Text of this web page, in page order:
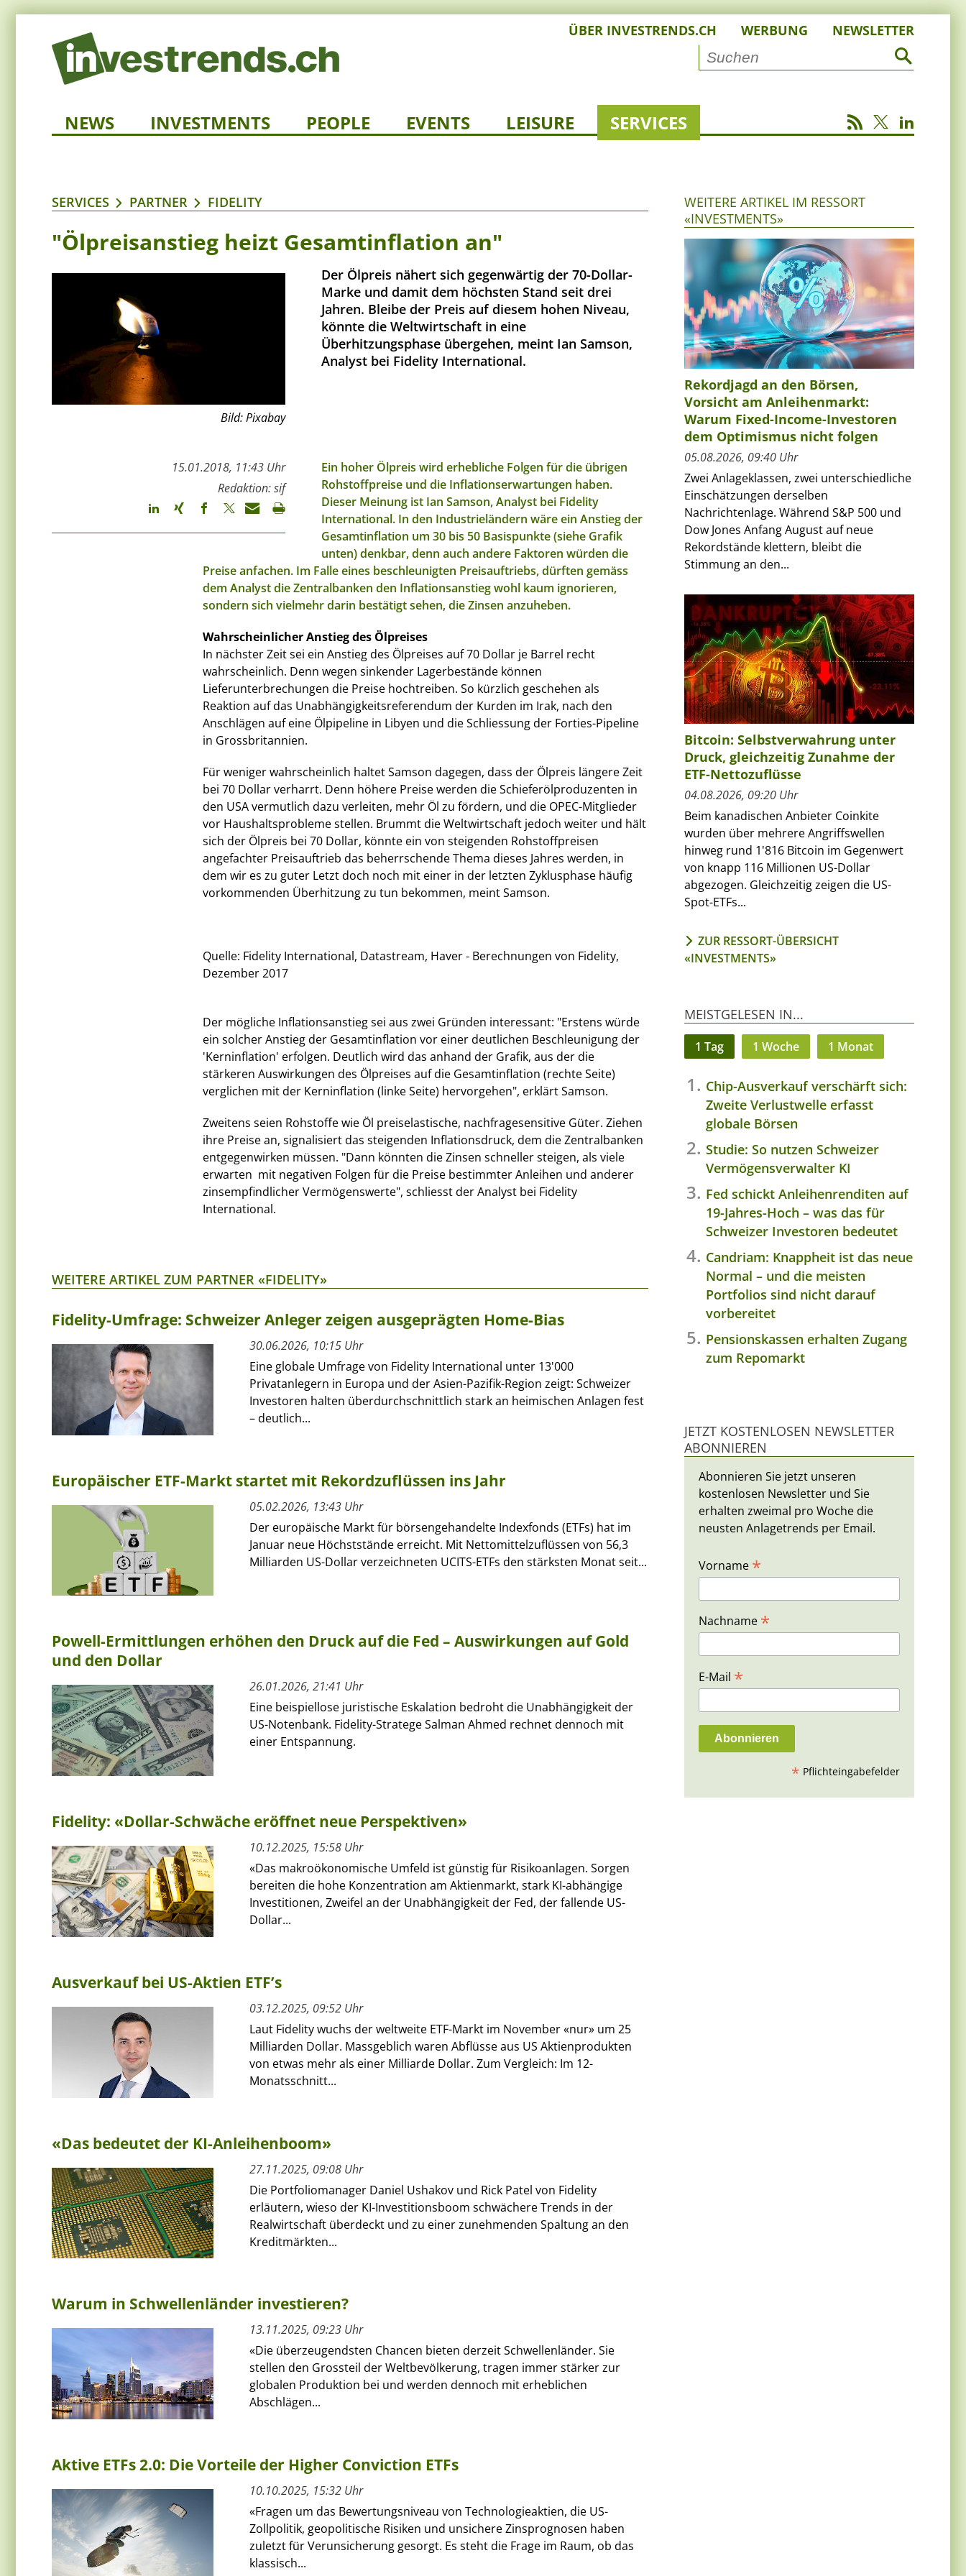
ÜBER INVESTRENDS.CH WERBUNG NEWSLETTER
NEWS INVESTMENTS PEOPLE EVENTS LEISURE SERVICES
SERVICES PARTNER FIDELITY
"Ölpreisanstieg heizt Gesamtinflation an"
Bild: Pixabay
Der Ölpreis nähert sich gegenwärtig der 70-Dollar-
Marke und damit dem höchsten Stand seit drei
Jahren. Bleibe der Preis auf diesem hohen Niveau,
könnte die Weltwirtschaft in eine
Überhitzungsphase übergehen, meint Ian Samson,
Analyst bei Fidelity International.
15.01.2018, 11:43 Uhr
Redaktion: sif
Ein hoher Ölpreis wird erhebliche Folgen für die übrigen
Rohstoffpreise und die Inflationserwartungen haben.
Dieser Meinung ist Ian Samson, Analyst bei Fidelity
International. In den Industrieländern wäre ein Anstieg der
Gesamtinflation um 30 bis 50 Basispunkte (siehe Grafik
unten) denkbar, denn auch andere Faktoren würden die
Preise anfachen. Im Falle eines beschleunigten Preisauftriebs, dürften gemäss
dem Analyst die Zentralbanken den Inflationsanstieg wohl kaum ignorieren,
sondern sich vielmehr darin bestätigt sehen, die Zinsen anzuheben.
Wahrscheinlicher Anstieg des Ölpreises
In nächster Zeit sei ein Anstieg des Ölpreises auf 70 Dollar je Barrel recht
wahrscheinlich. Denn wegen sinkender Lagerbestände können
Lieferunterbrechungen die Preise hochtreiben. So kürzlich geschehen als
Reaktion auf das Unabhängigkeitsreferendum der Kurden im Irak, nach den
Anschlägen auf eine Ölpipeline in Libyen und die Schliessung der Forties-Pipeline
in Grossbritannien.
Für weniger wahrscheinlich haltet Samson dagegen, dass der Ölpreis längere Zeit
bei 70 Dollar verharrt. Denn höhere Preise werden die Schieferölproduzenten in
den USA vermutlich dazu verleiten, mehr Öl zu fördern, und die OPEC-Mitglieder
vor Haushaltsprobleme stellen. Brummt die Weltwirtschaft jedoch weiter und hält
sich der Ölpreis bei 70 Dollar, könnte ein von steigenden Rohstoffpreisen
angefachter Preisauftrieb das beherrschende Thema dieses Jahres werden, in
dem wir es zu guter Letzt doch noch mit einer in der letzten Zyklusphase häufig
vorkommenden Überhitzung zu tun bekommen, meint Samson.
Quelle: Fidelity International, Datastream, Haver - Berechnungen von Fidelity,
Dezember 2017
Der mögliche Inflationsanstieg sei aus zwei Gründen interessant: "Erstens würde
ein solcher Anstieg der Gesamtinflation vor einer deutlichen Beschleunigung der
'Kerninflation' erfolgen. Deutlich wird das anhand der Grafik, aus der die
stärkeren Auswirkungen des Ölpreises auf die Gesamtinflation (rechte Seite)
verglichen mit der Kerninflation (linke Seite) hervorgehen", erklärt Samson.
Zweitens seien Rohstoffe wie Öl preiselastische, nachfragesensitive Güter. Ziehen
ihre Preise an, signalisiert das steigenden Inflationsdruck, dem die Zentralbanken
entgegenwirken müssen. "Dann könnten die Zinsen schneller steigen, als viele
erwarten  mit negativen Folgen für die Preise bestimmter Anleihen und anderer
zinsempfindlicher Vermögenswerte", schliesst der Analyst bei Fidelity
International.
WEITERE ARTIKEL ZUM PARTNER «FIDELITY»
Fidelity-Umfrage: Schweizer Anleger zeigen ausgeprägten Home-Bias
30.06.2026, 10:15 Uhr
Eine globale Umfrage von Fidelity International unter 13'000
Privatanlegern in Europa und der Asien-Pazifik-Region zeigt: Schweizer
Investoren halten überdurchschnittlich stark an heimischen Anlagen fest
– deutlich...
Europäischer ETF-Markt startet mit Rekordzuflüssen ins Jahr
05.02.2026, 13:43 Uhr
Der europäische Markt für börsengehandelte Indexfonds (ETFs) hat im
Januar neue Höchststände erreicht. Mit Nettomittelzuflüssen von 56,3
Milliarden US-Dollar verzeichneten UCITS-ETFs den stärksten Monat seit...
Powell-Ermittlungen erhöhen den Druck auf die Fed – Auswirkungen auf Gold
und den Dollar
26.01.2026, 21:41 Uhr
Eine beispiellose juristische Eskalation bedroht die Unabhängigkeit der
US-Notenbank. Fidelity-Stratege Salman Ahmed rechnet dennoch mit
einer Entspannung.
Fidelity: «Dollar-Schwäche eröffnet neue Perspektiven»
10.12.2025, 15:58 Uhr
«Das makroökonomische Umfeld ist günstig für Risikoanlagen. Sorgen
bereiten die hohe Konzentration am Aktienmarkt, stark KI-abhängige
Investitionen, Zweifel an der Unabhängigkeit der Fed, der fallende US-
Dollar...
Ausverkauf bei US-Aktien ETF’s
03.12.2025, 09:52 Uhr
Laut Fidelity wuchs der weltweite ETF-Markt im November «nur» um 25
Milliarden Dollar. Massgeblich waren Abflüsse aus US Aktienprodukten
von etwas mehr als einer Milliarde Dollar. Zum Vergleich: Im 12-
Monatsschnitt...
«Das bedeutet der KI-Anleihenboom»
27.11.2025, 09:08 Uhr
Die Portfoliomanager Daniel Ushakov und Rick Patel von Fidelity
erläutern, wieso der KI-Investitionsboom schwächere Trends in der
Realwirtschaft überdeckt und zu einer zunehmenden Spaltung an den
Kreditmärkten...
Warum in Schwellenländer investieren?
13.11.2025, 09:23 Uhr
«Die überzeugendsten Chancen bieten derzeit Schwellenländer. Sie
stellen den Grossteil der Weltbevölkerung, tragen immer stärker zur
globalen Produktion bei und werden dennoch mit erheblichen
Abschlägen...
Aktive ETFs 2.0: Die Vorteile der Higher Conviction ETFs
10.10.2025, 15:32 Uhr
«Fragen um das Bewertungsniveau von Technologieaktien, die US-
Zollpolitik, geopolitische Risiken und unsichere Zinsprognosen haben
zuletzt für Verunsicherung gesorgt. Es steht die Frage im Raum, ob das
klassisch...
WEITERE ARTIKEL IM RESSORT
«INVESTMENTS»
Rekordjagd an den Börsen,
Vorsicht am Anleihenmarkt:
Warum Fixed-Income-Investoren
dem Optimismus nicht folgen
05.08.2026, 09:40 Uhr
Zwei Anlageklassen, zwei unterschiedliche
Einschätzungen derselben
Nachrichtenlage. Während S&P 500 und
Dow Jones Anfang August auf neue
Rekordstände klettern, bleibt die
Stimmung an den...
Bitcoin: Selbstverwahrung unter
Druck, gleichzeitig Zunahme der
ETF-Nettozuflüsse
04.08.2026, 09:20 Uhr
Beim kanadischen Anbieter Coinkite
wurden über mehrere Angriffswellen
hinweg rund 1'816 Bitcoin im Gegenwert
von knapp 116 Millionen US-Dollar
abgezogen. Gleichzeitig zeigen die US-
Spot-ETFs...
ZUR RESSORT-ÜBERSICHT
«INVESTMENTS»
MEISTGELESEN IN...
1 Tag 1 Woche 1 Monat
Chip-Ausverkauf verschärft sich:
Zweite Verlustwelle erfasst
globale Börsen
Studie: So nutzen Schweizer
Vermögensverwalter KI
Fed schickt Anleihenrenditen auf
19-Jahres-Hoch – was das für
Schweizer Investoren bedeutet
Candriam: Knappheit ist das neue
Normal – und die meisten
Portfolios sind nicht darauf
vorbereitet
Pensionskassen erhalten Zugang
zum Repomarkt
JETZT KOSTENLOSEN NEWSLETTER
ABONNIEREN
Abonnieren Sie jetzt unseren
kostenlosen Newsletter und Sie
erhalten zweimal pro Woche die
neusten Anlagetrends per Email.
Vorname *
Nachname *
E-Mail *
* Pflichteingabefelder